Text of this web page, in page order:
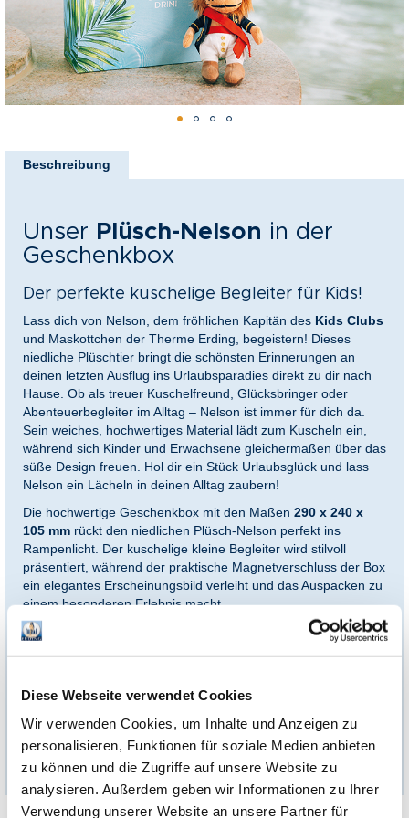
Diese Webseite verwendet Cookies
Wir verwenden Cookies, um Inhalte und Anzeigen zu
personalisieren, Funktionen für soziale Medien anbieten
zu können und die Zugriffe auf unsere Website zu
analysieren. Außerdem geben wir Informationen zu Ihrer
Verwendung unserer Website an unsere Partner für
Anfang
Beschreibung
Unser Plüsch-Nelson in der
Geschenkbox
Der perfekte kuschelige Begleiter für Kids!
Lass dich von Nelson, dem fröhlichen Kapitän des Kids Clubs
und Maskottchen der Therme Erding, begeistern! Dieses
niedliche Plüschtier bringt die schönsten Erinnerungen an
deinen letzten Ausflug ins Urlaubsparadies direkt zu dir nach
Hause. Ob als treuer Kuschelfreund, Glücksbringer oder
Abenteuerbegleiter im Alltag – Nelson ist immer für dich da.
Sein weiches, hochwertiges Material lädt zum Kuscheln ein,
während sich Kinder und Erwachsene gleichermaßen über das
süße Design freuen. Hol dir ein Stück Urlaubsglück und lass
Nelson ein Lächeln in deinen Alltag zaubern!
Die hochwertige Geschenkbox mit den Maßen 290 x 240 x
105 mm rückt den niedlichen Plüsch-Nelson perfekt ins
Rampenlicht. Der kuschelige kleine Begleiter wird stilvoll
präsentiert, während der praktische Magnetverschluss der Box
ein elegantes Erscheinungsbild verleiht und das Auspacken zu
einem besonderen Erlebnis macht.
Unser Tipp:
Ergänzen Sie die Geschenkbox mit passenden
auch zu einem fertig verpackten Geschenk, das Herzen höher
schlagen lässt!
für Paare
für Familien